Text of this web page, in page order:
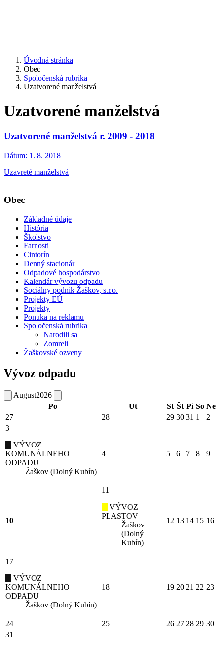
Úvodná stránka
Obec
Spoločenská rubrika
Uzatvorené manželstvá
Uzatvorené manželstvá
Uzatvorené manželstvá r. 2009 - 2018
Dátum: 1. 8. 2018
Uzavreté manželstvá
Obec
Základné údaje
História
Školstvo
Farnosti
Cintorín
Denný stacionár
Odpadové hospodárstvo
Kalendár vývozu odpadu
Sociálny podnik Žaškov, s.r.o.
Projekty EÚ
Projekty
Ponuka na reklamu
Spoločenská rubrika
Narodili sa
Zomreli
Žaškovské ozveny
Vývoz odpadu
August2026
Po
Ut St Št Pi So Ne
27
28 29 30 31 1
2
3
VÝVOZ
KOMUNÁLNEHO
ODPADU
Žaškov (Dolný Kubín)
4 5 6 7 8 9
10
11
VÝVOZ
PLASTOV
Žaškov
(Dolný
Kubín)
12 13 14 15 16
17
VÝVOZ
KOMUNÁLNEHO
ODPADU
Žaškov (Dolný Kubín)
18 19 20 21 22 23
24 25 26 27 28 29 30
31